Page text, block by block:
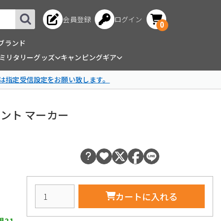
会員登録 ログイン
0
ランド
リタリーグッズ
キャンピングギア
定受信設定をお願い致します。
ト マーカー
カートに入れる